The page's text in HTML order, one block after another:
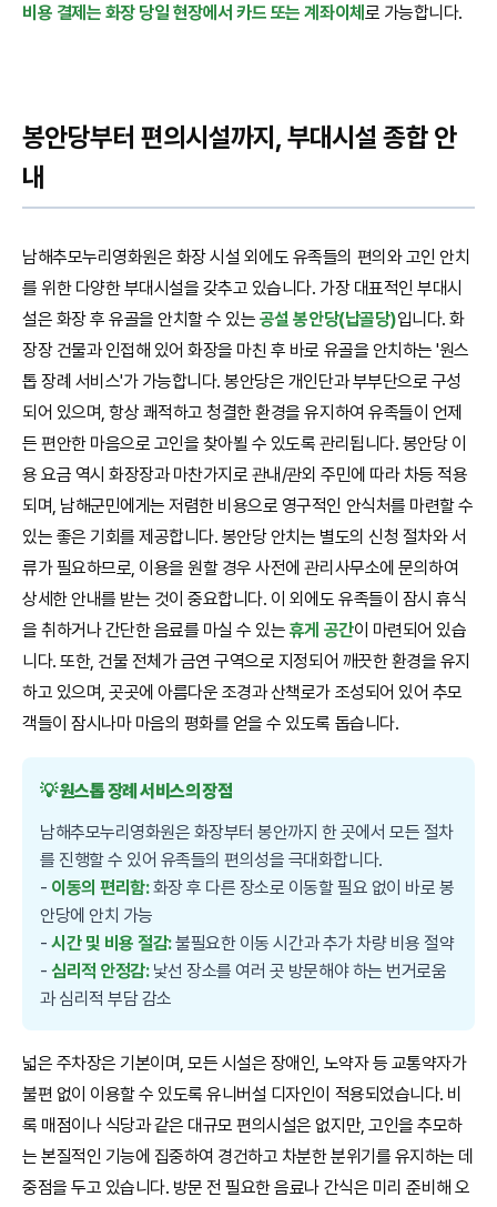
비용 결제는 화장 당일 현장에서 카드 또는 계좌이체 로 가능합니다.
봉안당부터 편의시설까지, 부대시설 종합 안
내
남해추모누리영화원은 화장 시설 외에도 유족들의 편의와 고인 안치
를 위한 다양한 부대시설을 갖추고 있습니다. 가장 대표적인 부대시
설은 화장 후 유골을 안치할 수 있는 공설 봉안당(납골당)입니다. 화
장장 건물과 인접해 있어 화장을 마친 후 바로 유골을 안치하는 '원스
톱 장례 서비스'가 가능합니다. 봉안당은 개인단과 부부단으로 구성
되어 있으며, 항상 쾌적하고 청결한 환경을 유지하여 유족들이 언제
든 편안한 마음으로 고인을 찾아뵐 수 있도록 관리됩니다. 봉안당 이
용 요금 역시 화장장과 마찬가지로 관내/관외 주민에 따라 차등 적용
되며, 남해군민에게는 저렴한 비용으로 영구적인 안식처를 마련할 수
있는 좋은 기회를 제공합니다. 봉안당 안치는 별도의 신청 절차와 서
류가 필요하므로, 이용을 원할 경우 사전에 관리사무소에 문의하여
상세한 안내를 받는 것이 중요합니다. 이 외에도 유족들이 잠시 휴식
을 취하거나 간단한 음료를 마실 수 있는 휴게 공간이 마련되어 있습
니다. 또한, 건물 전체가 금연 구역으로 지정되어 깨끗한 환경을 유지
하고 있으며, 곳곳에 아름다운 조경과 산책로가 조성되어 있어 추모
객들이 잠시나마 마음의 평화를 얻을 수 있도록 돕습니다.
💡 원스톱 장례 서비스의 장점
남해추모누리영화원은 화장부터 봉안까지 한 곳에서 모든 절차
를 진행할 수 있어 유족들의 편의성을 극대화합니다.
- 이동의 편리함:화장 후 다른 장소로 이동할 필요 없이 바로 봉
안당에 안치 가능
-시간 및 비용 절감:불필요한 이동 시간과 추가 차량 비용 절약
-심리적 안정감:낯선 장소를 여러 곳 방문해야 하는 번거로움
과 심리적 부담 감소
넓은 주차장은 기본이며, 모든 시설은 장애인, 노약자 등 교통약자가
불편 없이 이용할 수 있도록 유니버설 디자인이 적용되었습니다. 비
록 매점이나 식당과 같은 대규모 편의시설은 없지만, 고인을 추모하
는 본질적인 기능에 집중하여 경건하고 차분한 분위기를 유지하는 데
중점을 두고 있습니다. 방문 전 필요한 음료나 간식은 미리 준비해 오